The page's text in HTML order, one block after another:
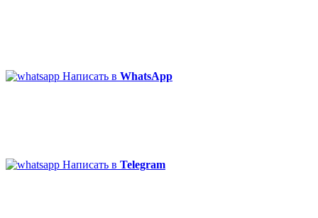
Написать в WhatsApp
Написать в Telegram